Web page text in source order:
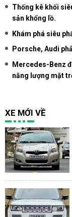
Thống kê khối
sản khổng lồ.
Khám phá siêu
Porsche, Audi
Mercedes-Benz
năng lượng mặt
XE MỚI VỀ